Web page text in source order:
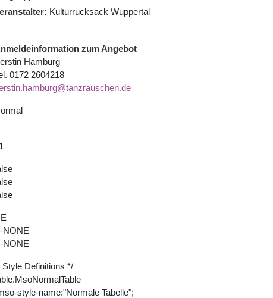
Kulturrucksack Wuppertal
zum Angebot
Hamburg
0172 2604218
NONE
NONE
Style Definitions */
style-name:"Normale Tabelle";